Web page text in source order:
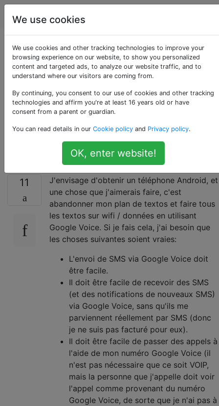
Android
Dans quelle mesure
est-il possible
d'utiliser Google
Voice pour tous les
appels et SMS?
11
J'envisage d'obtenir un téléphone Android, et
une chose que j'aimerais faire, c'est
abandonner mon plan de textos et faire tous
les textos sur wifi / données en utilisant
Google Voice. Si je fais cela, j'ai besoin que
les choses suivantes soient vraies:
L'envoi de SMS via Google Voice doit
être facile.
Il doit être facile de recevoir des SMS
(et des notifications de nouveaux SMS)
via Google Voice, sans qu'ils me
parviennent réellement par SMS (donc
je ne suis pas facturé pour eux).
Il doit être facile de passer des appels à
l'aide de mon numéro Google Voice (il
n'est pas nécessaire que ce soit VOIP,
mais la personne que j'appelle doit voir
l'appel comme provenant du numéro
Google Voice, de sorte que je n'ai pas à
We use cookies
We use cookies and other tracking technologies to improve your
browsing experience on our website, to show you personalized
content and targeted ads, to analyze our website traffic, and to
understand where our visitors are coming from.
By continuing, you consent to our use of cookies and other tracking
technologies and affirm you're at least 16 years old or have
consent from a parent or guardian.
You can read details in our Cookie policy and Privacy policy.
OK, enter website!